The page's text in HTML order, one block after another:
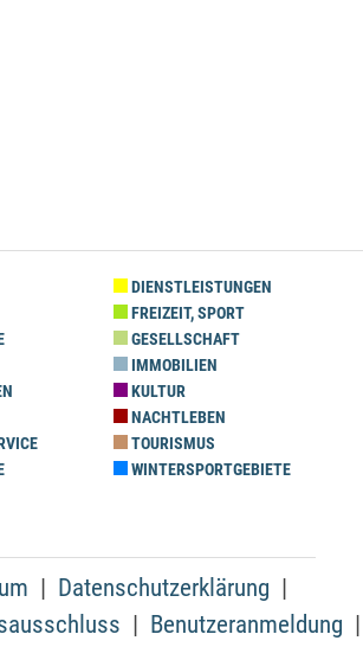
DIENSTLEISTUNGEN
FREIZEIT, SPORT
GESELLSCHAFT
IMMOBILIEN
KULTUR
NACHTLEBEN
TOURISMUS
WINTERSPORTGEBIETE
Datenschutzerklärung
Benutzeranmeldung